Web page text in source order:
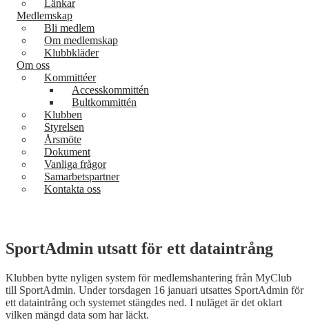
Länkar
Medlemskap
Bli medlem
Om medlemskap
Klubbkläder
Om oss
Kommittéer
Accesskommittén
Bultkommittén
Klubben
Styrelsen
Årsmöte
Dokument
Vanliga frågor
Samarbetspartner
Kontakta oss
SportAdmin utsatt för ett dataintrång
Klubben bytte nyligen system för medlemshantering från MyClub
till SportAdmin. Under torsdagen 16 januari utsattes SportAdmin för
ett dataintrång och systemet stängdes ned. I nuläget är det oklart
vilken mängd data som har läckt.